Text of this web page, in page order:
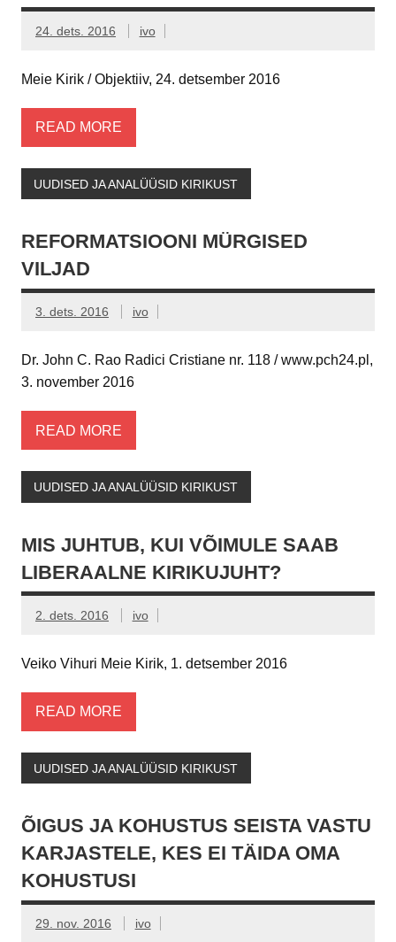
24. dets. 2016 ivo
Meie Kirik / Objektiiv, 24. detsember 2016
READ MORE
UUDISED JA ANALÜÜSID KIRIKUST
REFORMATSIOONI MÜRGISED
VILJAD
3. dets. 2016 ivo
Dr. John C. Rao Radici Cristiane nr. 118 / www.pch24.pl,
3. november 2016
READ MORE
UUDISED JA ANALÜÜSID KIRIKUST
MIS JUHTUB, KUI VÕIMULE SAAB
LIBERAALNE KIRIKUJUHT?
2. dets. 2016 ivo
Veiko Vihuri Meie Kirik, 1. detsember 2016
READ MORE
UUDISED JA ANALÜÜSID KIRIKUST
ÕIGUS JA KOHUSTUS SEISTA VASTU
KARJASTELE, KES EI TÄIDA OMA
KOHUSTUSI
29. nov. 2016 ivo